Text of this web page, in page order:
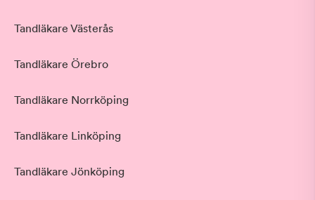
Tandläkare Västerås
Tandläkare Örebro
Tandläkare Norrköping
Tandläkare Linköping
Tandläkare Jönköping